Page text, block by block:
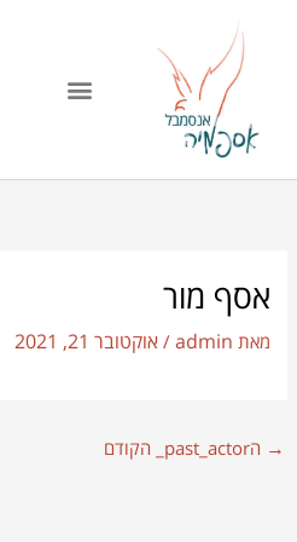
אסף מור
מאת admin
/אוקטובר 21, 2021
→ הpast_actor_ הקודם